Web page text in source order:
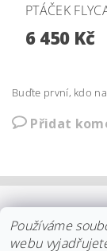
PTÁČEK
6 450 Kč
Buďte první, kdo
Přidat
|
REKLAMACE/
Používáme
webu